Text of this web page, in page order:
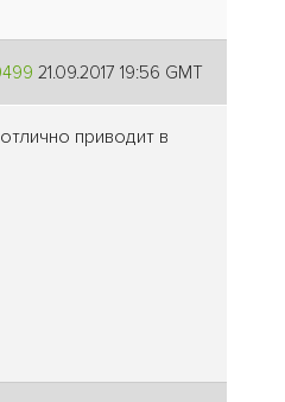
21.09.2017 19:56 GMT
приводит в